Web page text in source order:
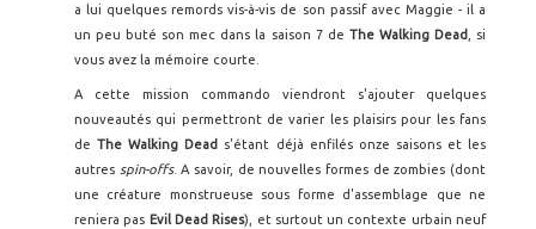
a lui quelques remords vis-à-vis de son passif avec Maggie - il a
un peu buté son mec dans la saison 7 de The Walking Dead
, si
vous avez la mémoire courte.
A cette mission commando viendront s'ajouter quelques
nouveautés qui permettront de varier les plaisirs pour les fans
deThe Walking Dead s'étant déjà enfilés onze saisons et les
autres spin-offs. A savoir, de nouvelles formes de zombies (dont
une créature monstrueuse sous forme d'assemblage que ne
reniera pas Evil Dead Rises), et surtout un contexte urbain neuf